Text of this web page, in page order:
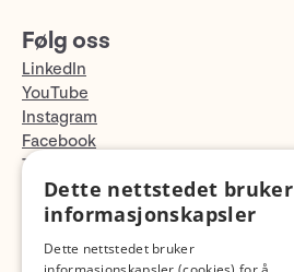
Følg oss
LinkedIn
YouTube
Instagram
Facebook
TikTok
Fotopodden
Dette nettstedet bruker
informasjonskapsler
Dette nettstedet bruker